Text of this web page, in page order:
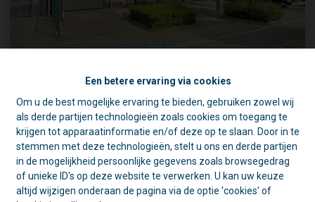
Een betere ervaring via cookies
Om u de best mogelijke ervaring te bieden, gebruiken zowel wij
als derde partijen technologieën zoals cookies om toegang te
krijgen tot apparaatinformatie en/of deze op te slaan. Door in te
stemmen met deze technologieën, stelt u ons en derde partijen
in de mogelijkheid persoonlijke gegevens zoals browsegedrag
of unieke ID's op deze website te verwerken. U kan uw keuze
altijd wijzigen onderaan de pagina via de optie 'cookies' of
Woning, HOB, met 3 slaapkamers rustige ligging
1840 Londerzeel|Ref: 1820
3 1 146 m²
☀️ Achter elke gesloten deur schuilt
een goede reden. 🏡
Tijdens de zomer zijn we vaak op pad
voor schattingen en bezichtigingen.
Daarom is ons kantoor in de namiddag
voornamelijk geopend op afspraak.